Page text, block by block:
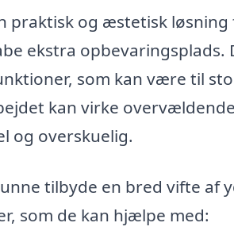
praktisk og æstetisk
ekstra opbevaringsplads.
som kan være til
kan virke
og overskuelig.
tilbyde en bred vifte af
som de kan hjælpe med: